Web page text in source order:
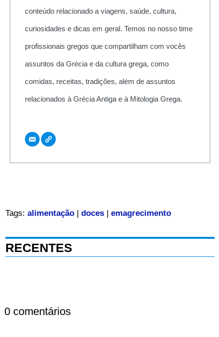
conteúdo relacionado a viagens, saúde, cultura,
curiosidades e dicas em geral. Temos no nosso time
profissionais gregos que compartilham com vocês
assuntos da Grécia e da cultura grega, como
comidas, receitas, tradições, além de assuntos
relacionados à Grécia Antiga e à Mitologia Grega.
Tags: alimentação| doces| emagrecimento
RECENTES
0 comentários